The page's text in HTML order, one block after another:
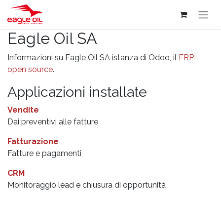
Eagle Oil SA
Informazioni su Eagle Oil SA istanza di Odoo, il ERP
open source.
Applicazioni installate
Vendite
Dai preventivi alle fatture
Fatturazione
Fatture e pagamenti
CRM
Monitoraggio lead e chiusura di opportunità